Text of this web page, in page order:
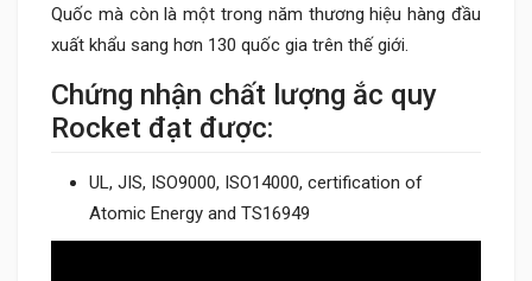
Quốc mà còn là một trong năm thương hiệu hàng đầu
xuất khẩu sang hơn 130 quốc gia trên thế giới.
Chứng nhận chất lượng ắc quy
Rocket đạt được:
UL, JIS, ISO9000, ISO14000, certification of
Atomic Energy and TS16949